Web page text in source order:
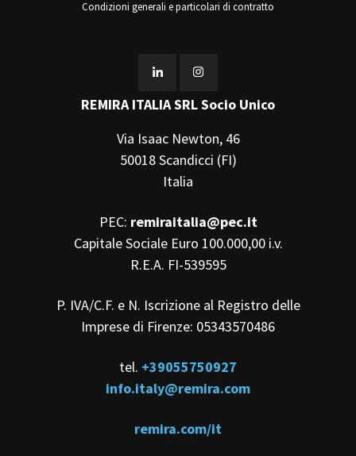
Condizioni generali e particolari di contratto
REMIRA ITALIA SRL Socio Unico
Via Isaac Newton, 46
50018 Scandicci (FI)
Italia
PEC: remiraitalia@pec.it
Capitale Sociale Euro 100.000,00 i.v.
R.E.A. FI-539595
P. IVA/C.F. e N. Iscrizione al Registro delle
Imprese di Firenze: 05343570486
tel. +39055750927
info.italy@remira.com
remira.com/it